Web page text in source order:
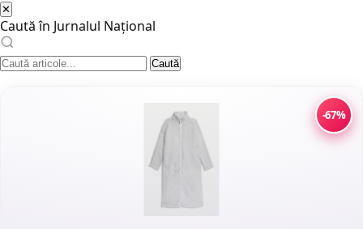
✕
Caută în Jurnalul Național
Caută
-67%